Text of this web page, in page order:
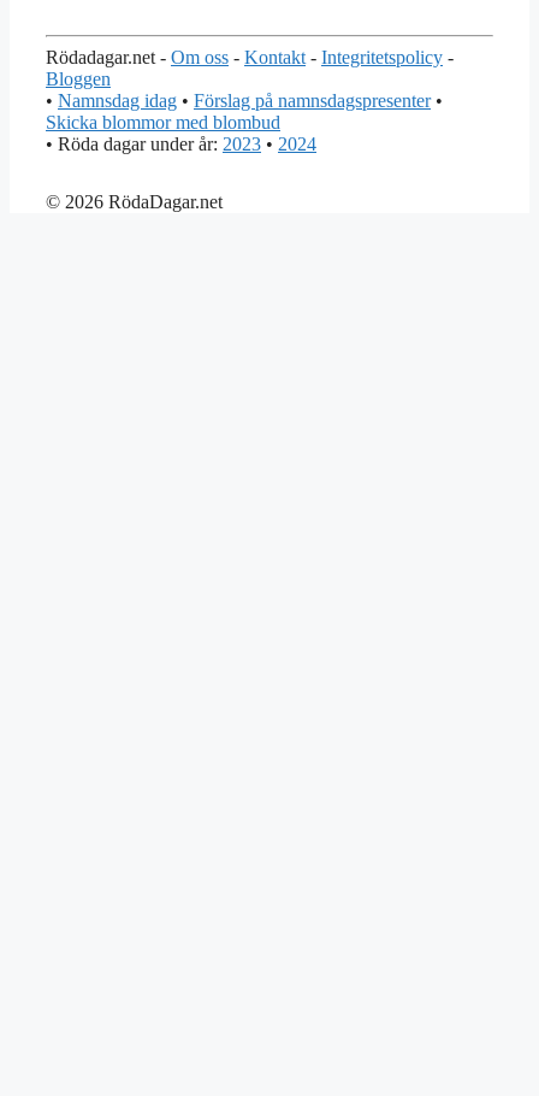
Rödadagar.net - Om oss - Kontakt - Integritetspolicy -
Bloggen
• Namnsdag idag • Förslag på namnsdagspresenter•
Skicka blommor med blombud
• Röda dagar under år: 2023 • 2024
© 2026 RödaDagar.net